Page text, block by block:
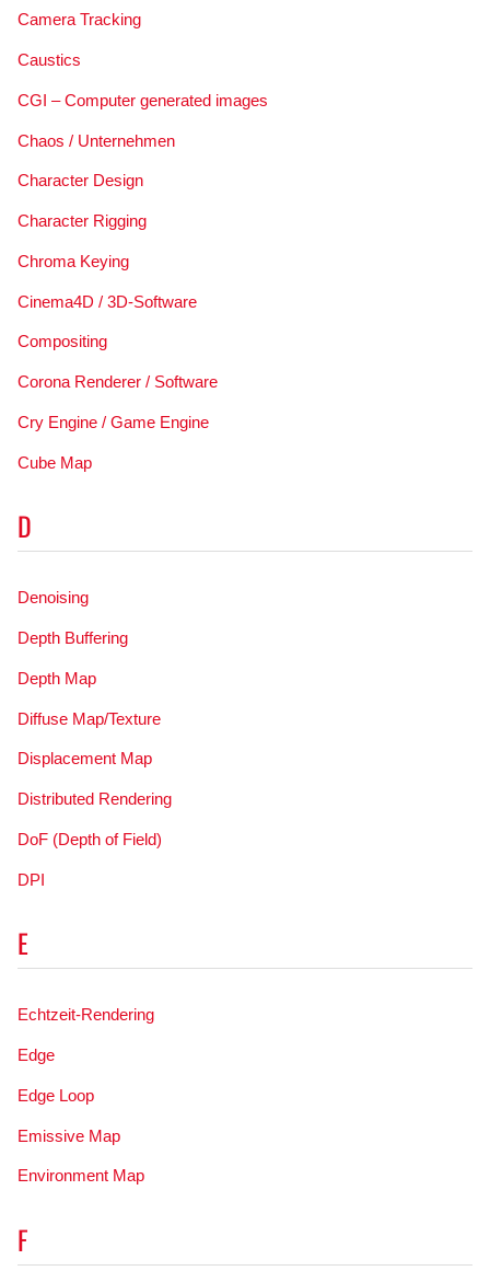
Camera Tracking
Caustics
CGI – Computer generated images
Chaos / Unternehmen
Character Design
Character Rigging
Chroma Keying
Cinema4D / 3D-Software
Compositing
Corona Renderer / Software
Cry Engine / Game Engine
Cube Map
D
Denoising
Depth Buffering
Depth Map
Diffuse Map/Texture
Displacement Map
Distributed Rendering
DoF (Depth of Field)
DPI
E
Echtzeit-Rendering
Edge
Edge Loop
Emissive Map
Environment Map
F